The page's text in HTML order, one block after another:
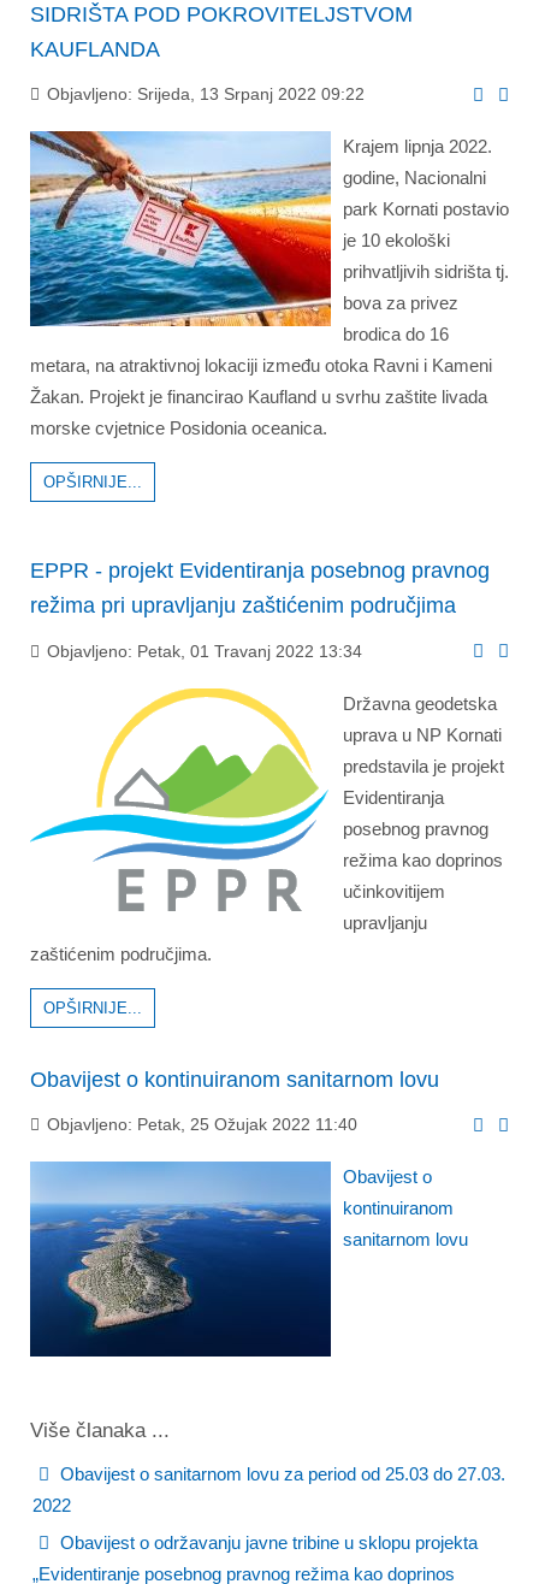
SIDRIŠTA POD POKROVITELJSTVOM
KAUFLANDA
Objavljeno: Srijeda, 13 Srpanj 2022 09:22
Krajem lipnja 2022.
godine, Nacionalni
park Kornati postavio
je 10 ekološki
prihvatljivih sidrišta tj.
bova za privez
brodica do 16
metara, na atraktivnoj lokaciji između otoka Ravni i Kameni
Žakan. Projekt je financirao Kaufland u svrhu zaštite livada
morske cvjetnice Posidonia oceanica.
OPŠIRNIJE...
EPPR - projekt Evidentiranja posebnog pravnog
režima pri upravljanju zaštićenim područjima
Objavljeno: Petak, 01 Travanj 2022 13:34
Državna geodetska
uprava u NP Kornati
predstavila je projekt
Evidentiranja
posebnog pravnog
režima kao doprinos
učinkovitijem
upravljanju
zaštićenim područjima.
OPŠIRNIJE...
Obavijest o kontinuiranom sanitarnom lovu
Objavljeno: Petak, 25 Ožujak 2022 11:40
Obavijest o
kontinuiranom
sanitarnom lovu
Više članaka ...
Obavijest o sanitarnom lovu za period od 25.03 do 27.03.
2022
Obavijest o održavanju javne tribine u sklopu projekta
„Evidentiranje posebnog pravnog režima kao doprinos